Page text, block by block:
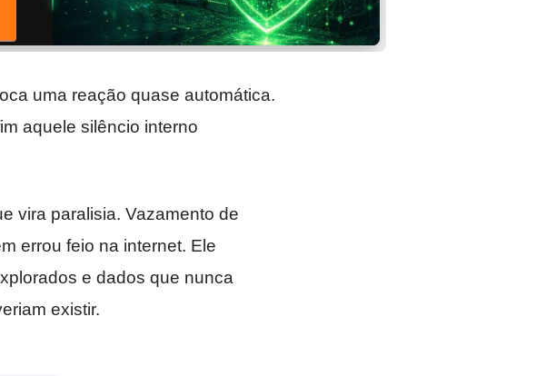
uma reação quase automática.
aquele silêncio interno
vira paralisia. Vazamento de
errou feio na internet. Ele
e dados que nunca
existir.